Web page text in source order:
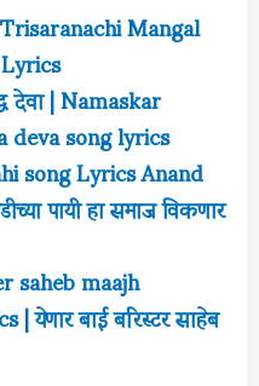
Trisaranachi Mangal
देवा | Namaskar
song lyrics
song Lyrics Anand
पायी हा समाज विकणार
saheb maajh
बाई बरिस्टर साहेब